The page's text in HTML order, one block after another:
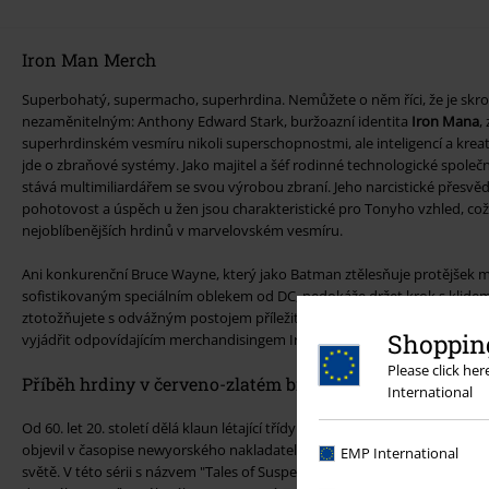
Please click
International
EMP International
Iron Man Merch
Superbohatý, supermacho, superhrdina. Nemůžete o něm říci, že je
nezaměnitelným: Anthony Edward Stark, buržoazní identita Iron Mana,
superhrdinském vesmíru nikoli superschopnostmi, ale inteligencí a
jde o zbraňové systémy. Jako majitel a šéf rodinné technologické
stává multimiliardářem se svou výrobou zbraní. Jeho narcistické
pohotovost a úspěch u žen jsou charakteristické pro Tonyho vzhled,
nejoblíbenějších hrdinů v marvelovském vesmíru.
Ani konkurenční Bruce Wayne, který jako Batman ztělesňuje protějšek
sofistikovaným speciálním oblekem od DC, nedokáže držet krok s
ztotožňujete s odvážným postojem příležitostného hrdiny Marvelu,
vyjádřit odpovídajícím merchandisingem Iron Man z online obchodu
Příběh hrdiny v červeno-zlatém brnění
Od 60. let 20. století dělá klaun létající třídy Avengers svět Marvelu
objevil v časopise newyorského nakladatelství, které je jedním z
světě. V této sérii s názvem "Tales of Suspense" se Tony Stark objevil